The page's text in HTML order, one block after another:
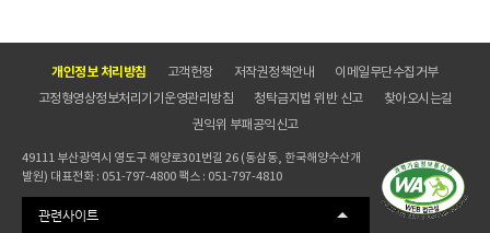
개인정보 처리방침 고객헌장 저작권정책안내
이메일무단수집거부
고정형영상정보처리기기운영관리방침
청탁금지법 위반 신고
찾아오시는길
권익위 부패공익신고
49111 부산광역시 영도구 해양로301번길 26 (동삼동, 한국해양수산개
발원) 대표전화 : 051-797-4800 팩스 : 051-797-4810
관련사이트